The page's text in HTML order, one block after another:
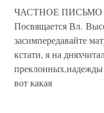
ЧАСТНОЕ ПИСЬМО
засимпередавайте
кстати, я на
вот какая